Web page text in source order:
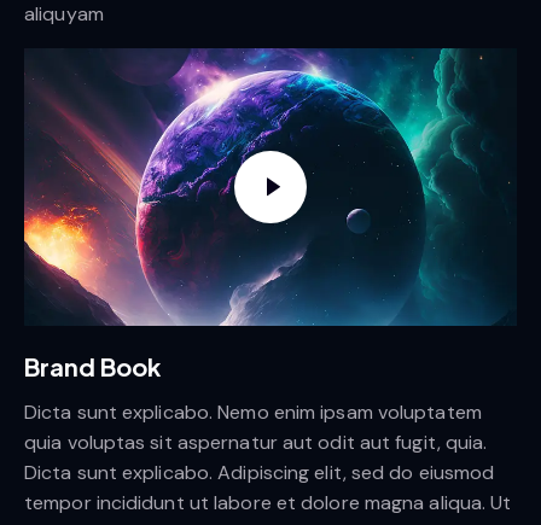
aliquyam
Brand Book
Dicta sunt explicabo. Nemo enim ipsam voluptatem
quia voluptas sit aspernatur aut odit aut fugit, quia.
Dicta sunt explicabo. Adipiscing elit, sed do eiusmod
tempor incididunt ut labore et dolore magna aliqua. Ut